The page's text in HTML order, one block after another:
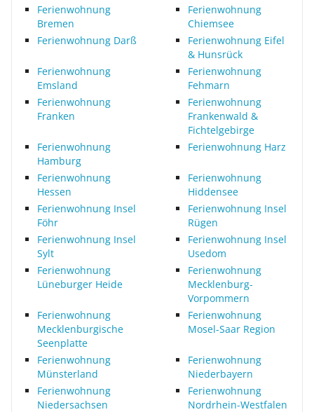
Ferienwohnung
Bremen
Ferienwohnung
Chiemsee
Ferienwohnung Darß
Ferienwohnung Eifel
& Hunsrück
Ferienwohnung
Emsland
Ferienwohnung
Fehmarn
Ferienwohnung
Franken
Ferienwohnung
Frankenwald &
Fichtelgebirge
Ferienwohnung
Hamburg
Ferienwohnung Harz
Ferienwohnung
Hessen
Ferienwohnung
Hiddensee
Ferienwohnung Insel
Föhr
Ferienwohnung Insel
Rügen
Ferienwohnung Insel
Sylt
Ferienwohnung Insel
Usedom
Ferienwohnung
Lüneburger Heide
Ferienwohnung
Mecklenburg-
Vorpommern
Ferienwohnung
Mecklenburgische
Seenplatte
Ferienwohnung
Mosel-Saar Region
Ferienwohnung
Münsterland
Ferienwohnung
Niederbayern
Ferienwohnung
Niedersachsen
Ferienwohnung
Nordrhein-Westfalen